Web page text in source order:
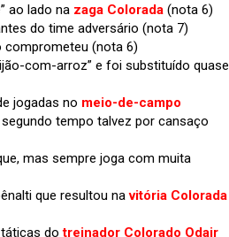
ao lado na zaga Colorada (nota 6)
do time adversário (nota 7)
comprometeu (nota 6)
com-arroz” e foi substituído quase
jogadas no meio-de-campo
tempo talvez por cansaço
mas sempre joga com muita
que resultou navitória Colorada
táticas dotreinador Colorado Odair